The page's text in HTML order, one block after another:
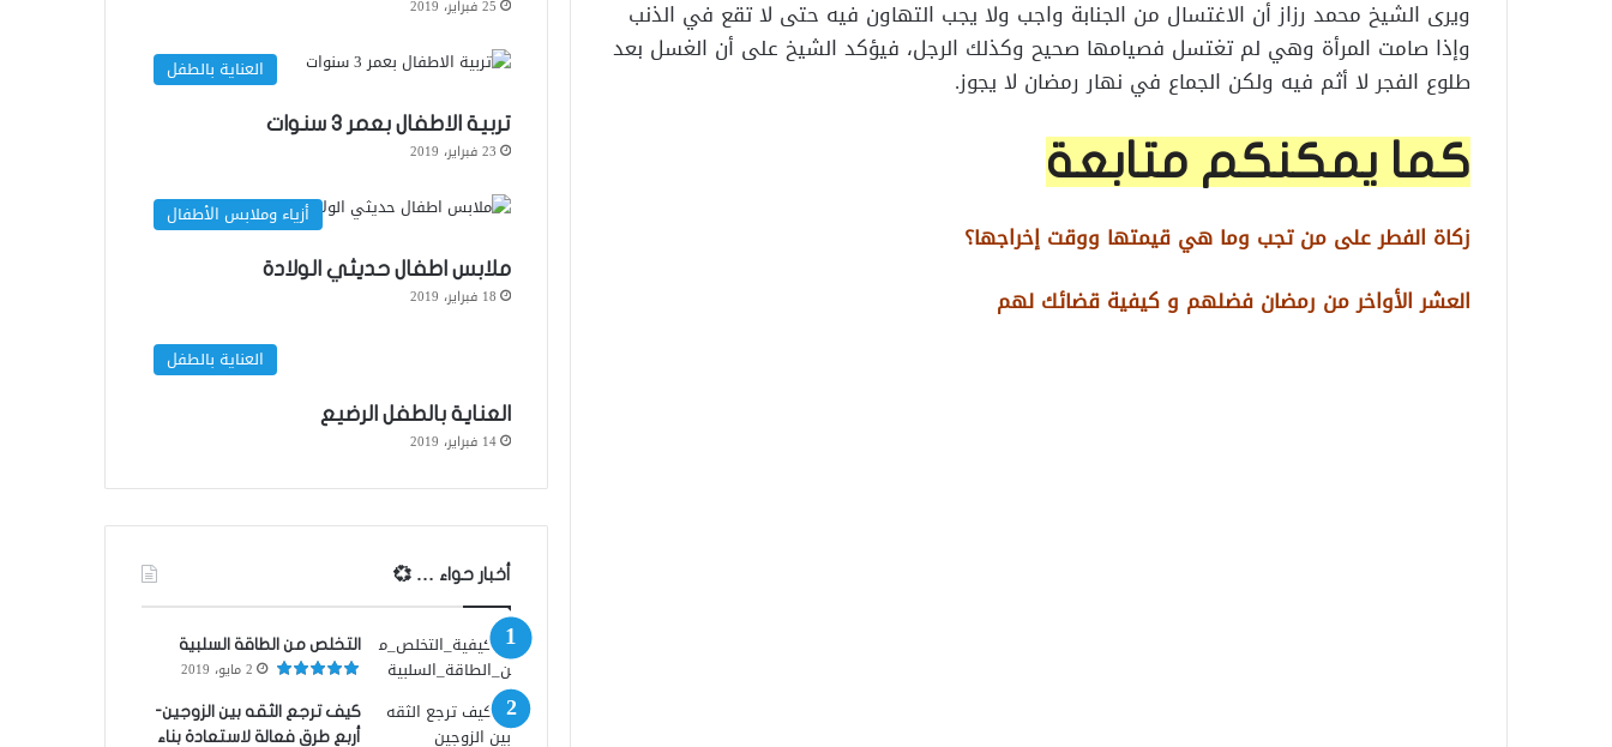
ويرى الشيخ محمد رزاز أن الاغتسال من الجنابة واجب ولا يجب التهاون فيه حتى لا تقع في الذنب
وإذا صامت المرأة وهي لم تغتسل فصيامها صحيح وكذلك الرجل، فيؤكد الشيخ على أن الغسل بعد
طلوع الفجر لا أثم فيه ولكن الجماع في نهار رمضان لا يجوز.
كما يمكنكم متابعة
زكاة الفطر على من تجب وما هي قيمتها ووقت إخراجها؟
العشر الأواخر من رمضان فضلهم و كيفية قضائك لهم
25 فبراير، 2019
العناية بالطفل
تربية الاطفال بعمر 3 سنوات
23 فبراير، 2019
أزياء وملابس الأطفال
ملابس اطفال حديثي الولادة
18 فبراير، 2019
العناية بالطفل
العناية بالطفل الرضيع
14 فبراير، 2019
أخبار حواء … 💞
التخلص من الطاقة السلبية
2 مايو، 2019
كيف ترجع الثقه بين الزوجين-
أربع طرق فعالة لاستعادة بناء